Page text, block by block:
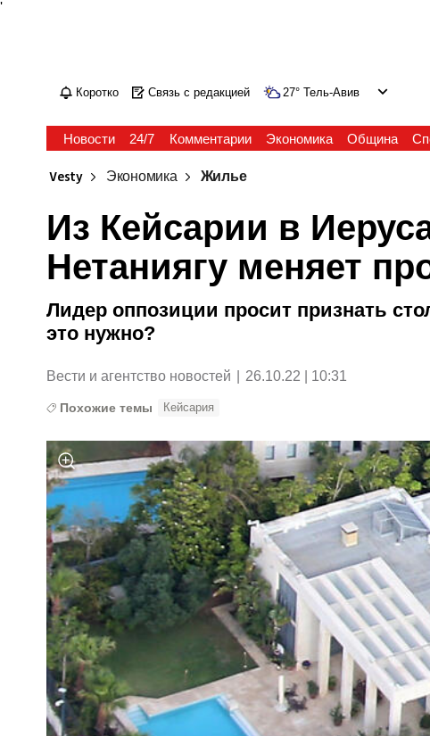
'
Коротко Связь с редакцией 27° Тель-Авив
Новости 24/7 Комментарии Экономика Община
Vesty Экономика Жилье
Из Кейсарии в
Нетаниягу меняет
Лидер оппозиции просит признать
это нужно?
Вести и агентство новостей 26.10.22 | 10:31
Похожие темы Кейсария